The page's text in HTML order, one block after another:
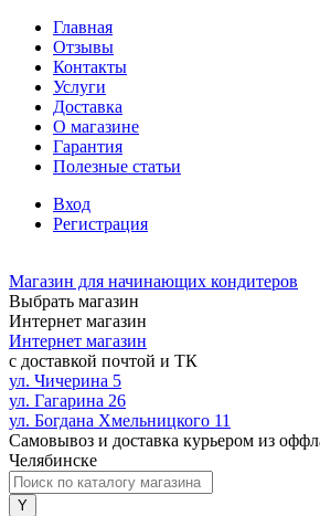
Главная
Отзывы
Контакты
Услуги
Доставка
О магазине
Гарантия
Полезные статьи
Вход
Регистрация
Магазин для начинающих кондитеров
Выбрать магазин
Интернет магазин
Интернет магазин
с доставкой почтой и ТК
ул. Чичерина 5
ул. Гагарина 26
ул. Богдана Хмельницкого 11
Самовывоз и доставка курьером из
Челябинске